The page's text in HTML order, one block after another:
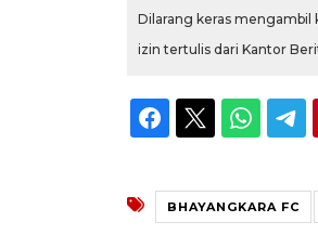
Dilarang keras mengambil
izin tertulis dari Kantor
BHAYANGKARA FC